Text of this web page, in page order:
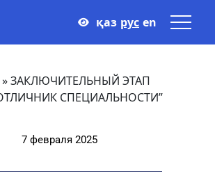
қаз рус en
»ЗАКЛЮЧИТЕЛЬНЫЙ ЭТАП
СПЕЦИАЛЬНОСТИ”
7 февраля 2025